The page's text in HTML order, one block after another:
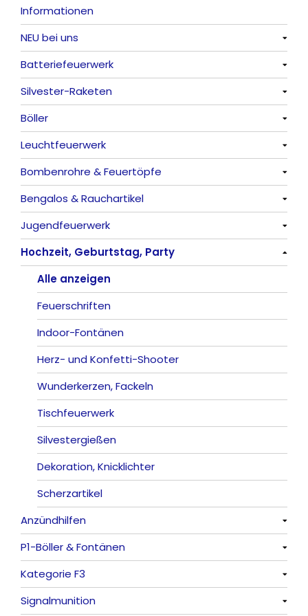
Informationen
NEU bei uns
Alle anzeigen
Batteriefeuerwerk
Alle anzeigen
Silvester-Raketen
Alle anzeigen
Böller
Alle anzeigen
China-Böller
Knaller / Kanonenschläge
Reibkopfknaller
Frösche, Pfeiffer
Leuchtfeuerwerk
Alle anzeigen
Vulkane
Fontänen
Sonnen
Feuervögel
Römische Lichter
Bombenrohre & Feuertöpfe
Alle anzeigen
Mit Rumms
Bezaubernde Effekte
Bengalos & Rauchartikel
Alle anzeigen
Bengalos
Rauchartikel
Jugendfeuerwerk
Alle anzeigen
Hochzeit, Geburtstag, Party
Alle anzeigen
Feuerschriften
Indoor-Fontänen
Herz- und Konfetti-Shooter
Wunderkerzen, Fackeln
Tischfeuerwerk
Silvestergießen
Dekoration, Knicklichter
Scherzartikel
Anzündhilfen
Alle anzeigen
P1-Böller & Fontänen
Alle anzeigen
Kategorie F3
Alle anzeigen
Signalmunition